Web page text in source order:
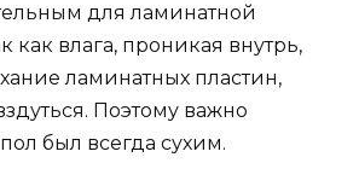
для ламинатной
как влага, проникая внутрь,
ламинатных пластин,
Поэтому важно
был всегда сухим.